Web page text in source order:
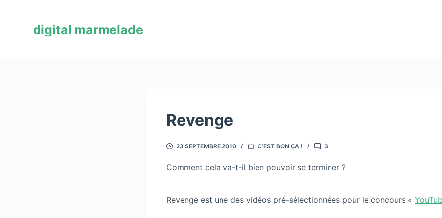
digital marmelade
Revenge
23 SEPTEMBRE 2010 C'EST BON ÇA ! 3
Comment cela va-t-il bien pouvoir se terminer ?
Revenge est une des vidéos pré-sélectionnées pour le concours «